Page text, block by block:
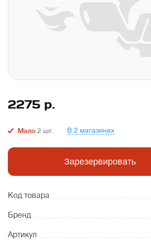
2275 р.
Мало 2 шт. В 2 магазинах
Зарезервировать
Код товара
Бренд
Артикул